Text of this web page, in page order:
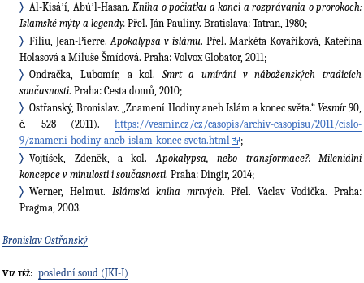
Al-Kisáʼí, Abúʼl-Hasan.Kniha o počiatku a konci a rozprávania o prorokoch:
Islamské mýty a legendy. Přel. Ján Pauliny. Bratislava: Tatran, 1980;
Filiu, Jean-Pierre. Apokalypsa v islámu. Přel. Markéta Kovaříková, Kateřina
Holasová a Miluše Šmídová. Praha: Volvox Globator, 2011;
Ondračka, Lubomír, a kol. Smrt a umírání v náboženských tradicích
současnosti. Praha: Cesta domů, 2010;
Ostřanský, Bronislav. „Znamení Hodiny aneb Islám a konec světa.“ Vesmír90,
č. 528 (2011). https://vesmir.cz/cz/casopis/archiv-casopisu/2011/cislo-
9/znameni-hodiny-aneb-islam-konec-sveta.html
;
Vojtíšek, Zdeněk, a kol. Apokalypsa, nebo transformace?: Mileniální
koncepce v minulosti i současnosti. Praha: Dingir, 2014;
Werner, Helmut. Islámská kniha mrtvých. Přel. Václav Vodička. Praha:
Pragma, 2003.
Bronislav Ostřanský
Viz též: poslední soud (JKI-I)